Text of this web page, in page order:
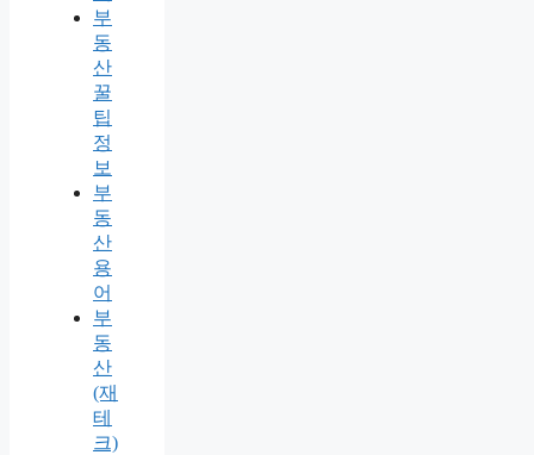
부
동
산
꿀
팁
정
보
부
동
산
용
어
부
동
산
(재
테
크)